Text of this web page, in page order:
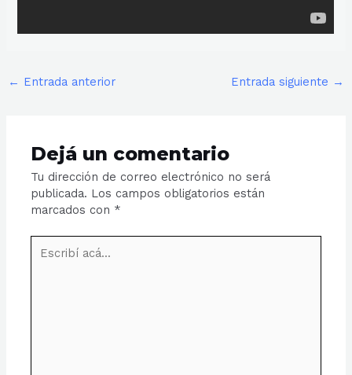
← Entrada anterior Entrada siguiente →
Dejá un comentario
Tu dirección de correo electrónico no será
publicada. Los campos obligatorios están
marcados con *
acá...